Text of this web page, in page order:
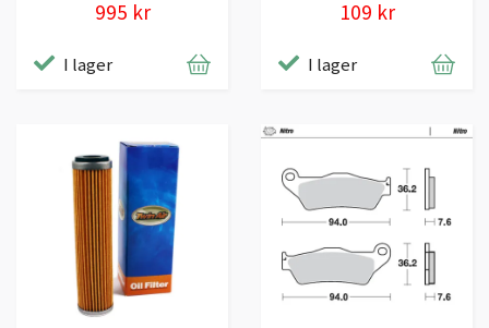
995 kr
I lager
109 kr
I lager